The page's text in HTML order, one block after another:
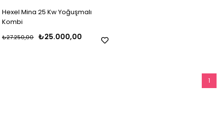
Hexel Mina 25 Kw Yoğuşmalı
Kombi
₺25.000,00
₺27.250,00
1